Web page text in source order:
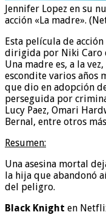
Jennifer Lopez en su
acción «La madre».
Esta película de
dirigida por Niki Caro
Una madre es, a la
escondite varios años
que dio en adopción
perseguida por
Lucy Paez, Omari
Bernal, entre otros
Resumen:
Una asesina mortal
la hija que abandonó
del peligro.
Black Knight en